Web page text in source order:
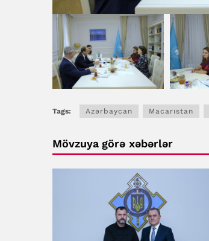
Tags: Azərbaycan Macarıstan
Mövzuya görə xəbərlər